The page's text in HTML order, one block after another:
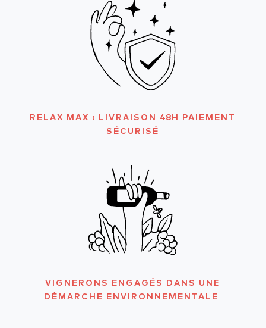
RELAX MAX : LIVRAISON 48H PAIEMENT
SÉCURISÉ
VIGNERONS ENGAGÉS DANS UNE
DÉMARCHE ENVIRONNEMENTALE